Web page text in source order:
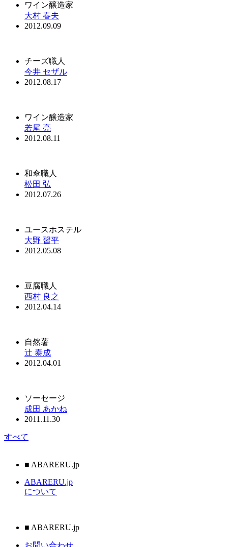
ワイン醸造家
大村 春夫
2012.09.09
チーズ職人
今井 セザル
2012.08.17
ワイン醸造家
若尾 亮
2012.08.11
和傘職人
松田 弘
2012.07.26
ユースホステル
大野 習平
2012.05.08
豆腐職人
西村 良之
2012.04.14
自然薯
辻 泰成
2012.04.01
ソーセージ
成田 あかね
2011.11.30
すべて
■ ABARERU.jp
ABARERU.jp
について
■ ABARERU.jp